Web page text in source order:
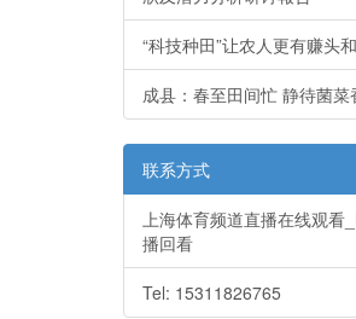
“科技种田”让农人更有赚头
成县：春至田间忙 静待菌菜
联系方式
上海体育频道直播在线观看
播回看
Tel: 15311826765